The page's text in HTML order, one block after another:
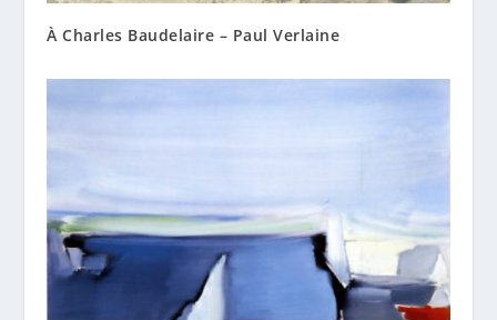
À Charles Baudelaire – Paul Verlaine